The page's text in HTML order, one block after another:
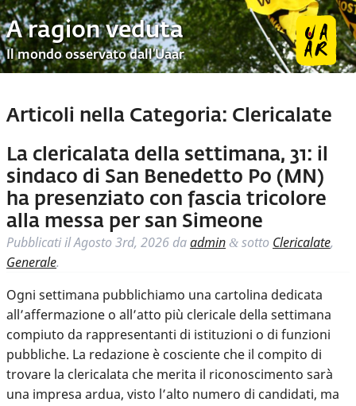
A ragion veduta
Il mondo osservato dall’Uaar
Articoli nella Categoria: Clericalate
La clericalata della settimana, 31: il
sindaco di San Benedetto Po (MN)
ha presenziato con fascia tricolore
alla messa per san Simeone
Pubblicati ilAgosto 3rd, 2026 daadmin & sotto Clericalate,
Generale.
Ogni settimana pubblichiamo una cartolina dedicata
all’affermazione o all’atto più clericale della settimana
compiuto da rappresentanti di istituzioni o di funzioni
pubbliche. La redazione è cosciente che il compito di
trovare la clericalata che merita il riconoscimento sarà
una impresa ardua, visto l’alto numero di candidati, ma